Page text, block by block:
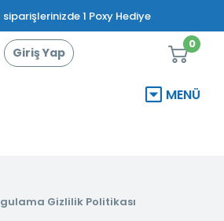
1 Poxy Hediye
Giriş Yap
0
MENÜ
Gizlilik Politikası